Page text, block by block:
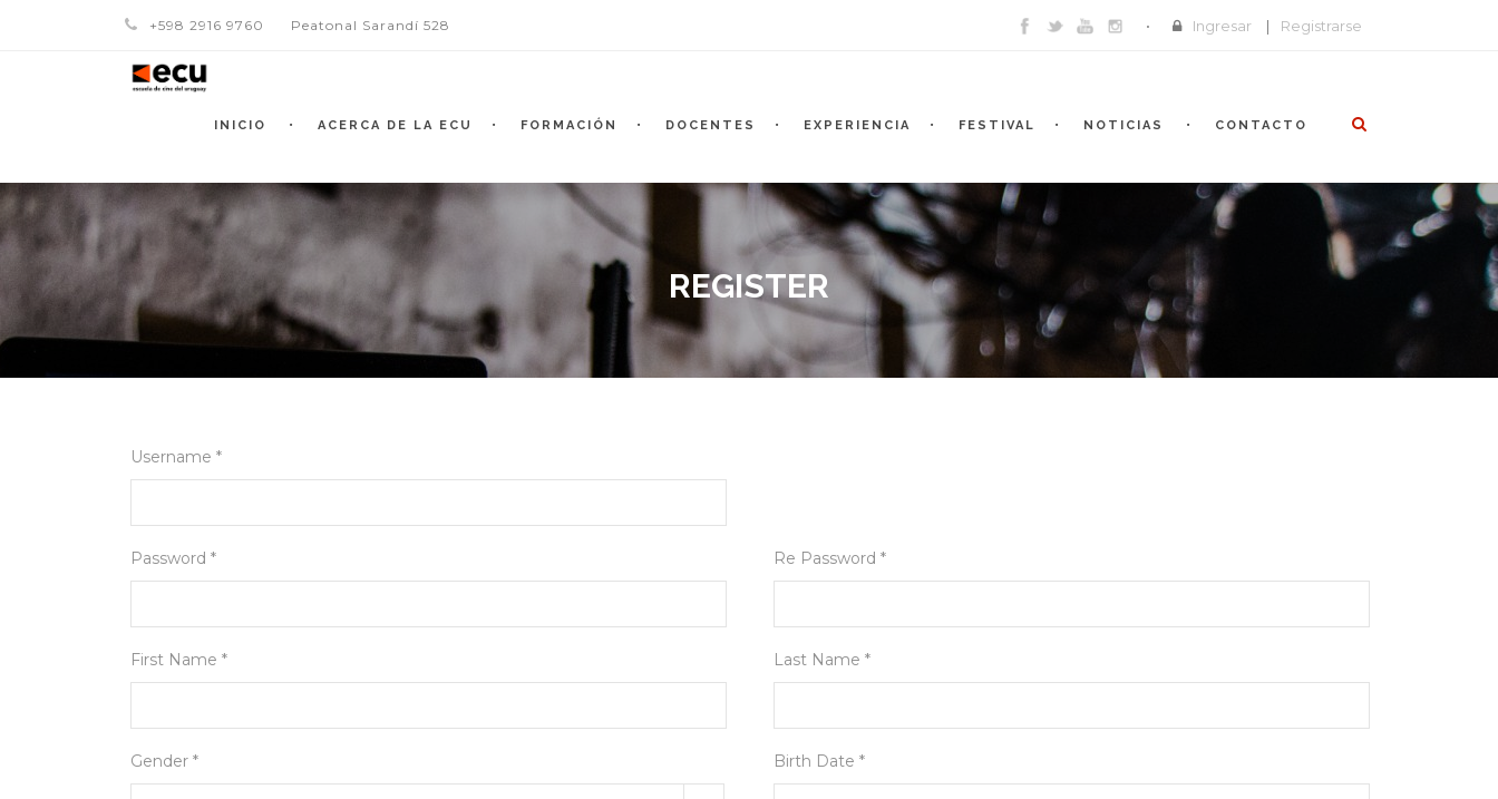
+598 2916 9760 Peatonal Sarandí 528 Ingresar | Registrarse
INICIO ACERCA DE LA ECU FORMACIÓN DOCENTES EXPERIENCIA FESTIVAL NOTICIAS CONTACTO
REGISTER
Username *
Password * Re Password *
First Name * Last Name *
Gender * Birth Date *